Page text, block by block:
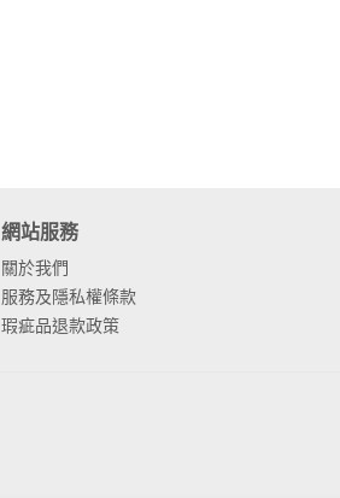
網站服務
關於我們
服務及隱私權條款
瑕疵品退款政策